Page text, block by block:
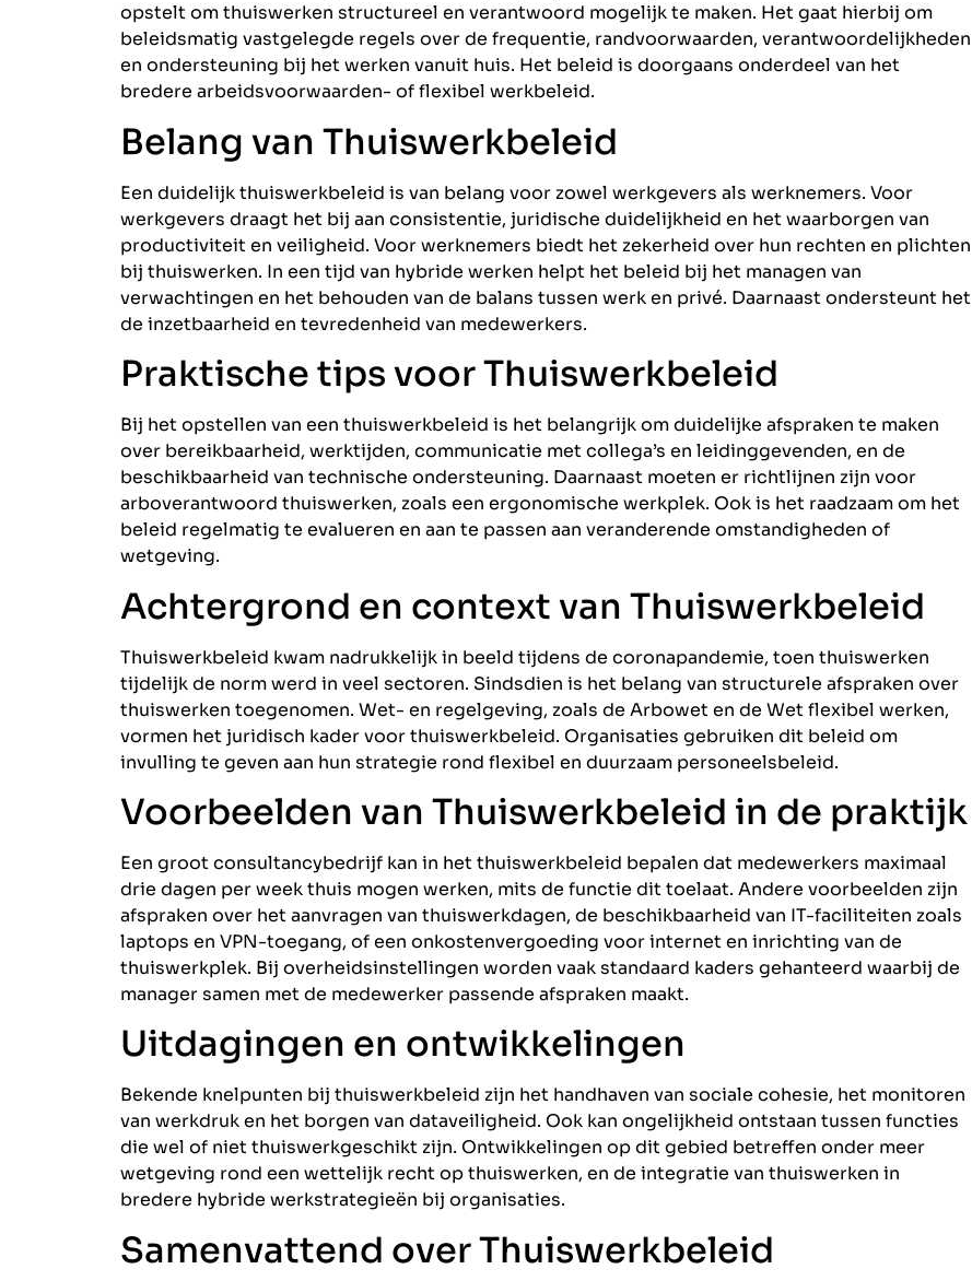
opstelt om thuiswerken structureel en verantwoord mogelijk te maken. Het gaat hierbij om
beleidsmatig vastgelegde regels over de frequentie, randvoorwaarden, verantwoordelijkheden
en ondersteuning bij het werken vanuit huis. Het beleid is doorgaans onderdeel van het
bredere arbeidsvoorwaarden- of flexibel werkbeleid.
Belang van Thuiswerkbeleid
Een duidelijk thuiswerkbeleid is van belang voor zowel werkgevers als werknemers. Voor
werkgevers draagt het bij aan consistentie, juridische duidelijkheid en het waarborgen van
productiviteit en veiligheid. Voor werknemers biedt het zekerheid over hun rechten en plichten
bij thuiswerken. In een tijd van hybride werken helpt het beleid bij het managen van
verwachtingen en het behouden van de balans tussen werk en privé. Daarnaast ondersteunt het
de inzetbaarheid en tevredenheid van medewerkers.
Praktische tips voor Thuiswerkbeleid
Bij het opstellen van een thuiswerkbeleid is het belangrijk om duidelijke afspraken te maken
over bereikbaarheid, werktijden, communicatie met collega’s en leidinggevenden, en de
beschikbaarheid van technische ondersteuning. Daarnaast moeten er richtlijnen zijn voor
arboverantwoord thuiswerken, zoals een ergonomische werkplek. Ook is het raadzaam om het
beleid regelmatig te evalueren en aan te passen aan veranderende omstandigheden of
wetgeving.
Achtergrond en context van Thuiswerkbeleid
Thuiswerkbeleid kwam nadrukkelijk in beeld tijdens de coronapandemie, toen thuiswerken
tijdelijk de norm werd in veel sectoren. Sindsdien is het belang van structurele afspraken over
thuiswerken toegenomen. Wet- en regelgeving, zoals de Arbowet en de Wet flexibel werken,
vormen het juridisch kader voor thuiswerkbeleid. Organisaties gebruiken dit beleid om
invulling te geven aan hun strategie rond flexibel en duurzaam personeelsbeleid.
Voorbeelden van Thuiswerkbeleid in de praktijk
Een groot consultancybedrijf kan in het thuiswerkbeleid bepalen dat medewerkers maximaal
drie dagen per week thuis mogen werken, mits de functie dit toelaat. Andere voorbeelden zijn
afspraken over het aanvragen van thuiswerkdagen, de beschikbaarheid van IT-faciliteiten zoals
laptops en VPN-toegang, of een onkostenvergoeding voor internet en inrichting van de
thuiswerkplek. Bij overheidsinstellingen worden vaak standaard kaders gehanteerd waarbij de
manager samen met de medewerker passende afspraken maakt.
Uitdagingen en ontwikkelingen
Bekende knelpunten bij thuiswerkbeleid zijn het handhaven van sociale cohesie, het monitoren
van werkdruk en het borgen van dataveiligheid. Ook kan ongelijkheid ontstaan tussen functies
die wel of niet thuiswerkgeschikt zijn. Ontwikkelingen op dit gebied betreffen onder meer
wetgeving rond een wettelijk recht op thuiswerken, en de integratie van thuiswerken in
bredere hybride werkstrategieën bij organisaties.
Samenvattend over Thuiswerkbeleid